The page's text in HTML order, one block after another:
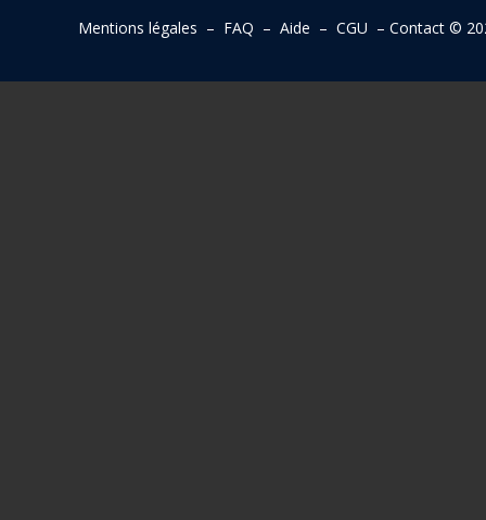
Mentions légales – FAQ – Aide – CGU – Contact©